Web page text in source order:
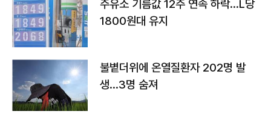
주유소 기름값 12주 연속 하락…L당
1800원대 유지
불볕더위에 온열질환자 202명 발
생…3명 숨져